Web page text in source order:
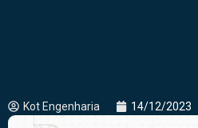
Kot Engenharia 14/12/2023